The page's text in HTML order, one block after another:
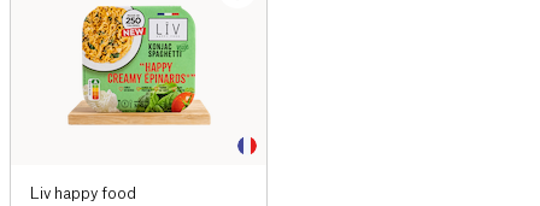
Liv happy food